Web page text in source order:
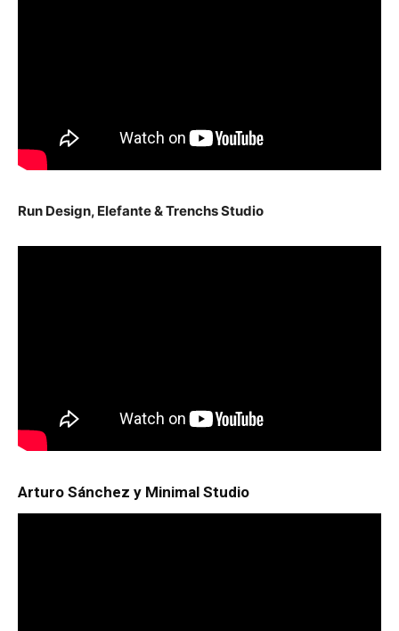
Run Design, Elefante & Trenchs Studio
Arturo Sánchez y Minimal Studio